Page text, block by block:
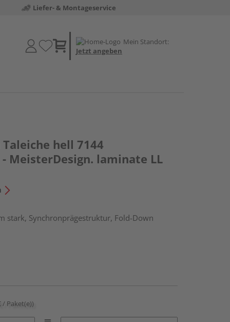
Liefer- & Montageservice
Mein Standort:
Jetzt angeben
hell 7144
MeisterDesign. laminate LL
stark, Synchronprägestruktur, Fold-Down
/ Paket(e))